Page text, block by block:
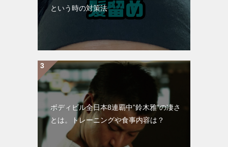
という時の対策法
ボディビル全日本8連覇中”鈴木雅”の凄さ
とは。トレーニングや食事内容は？